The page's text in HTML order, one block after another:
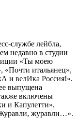
службе лейбла,
недавно в студии
«Ты моею
«Почти итальянец»,
и велИка Россия!».
выпущена
включены
и Капулетти»,
журавли…».